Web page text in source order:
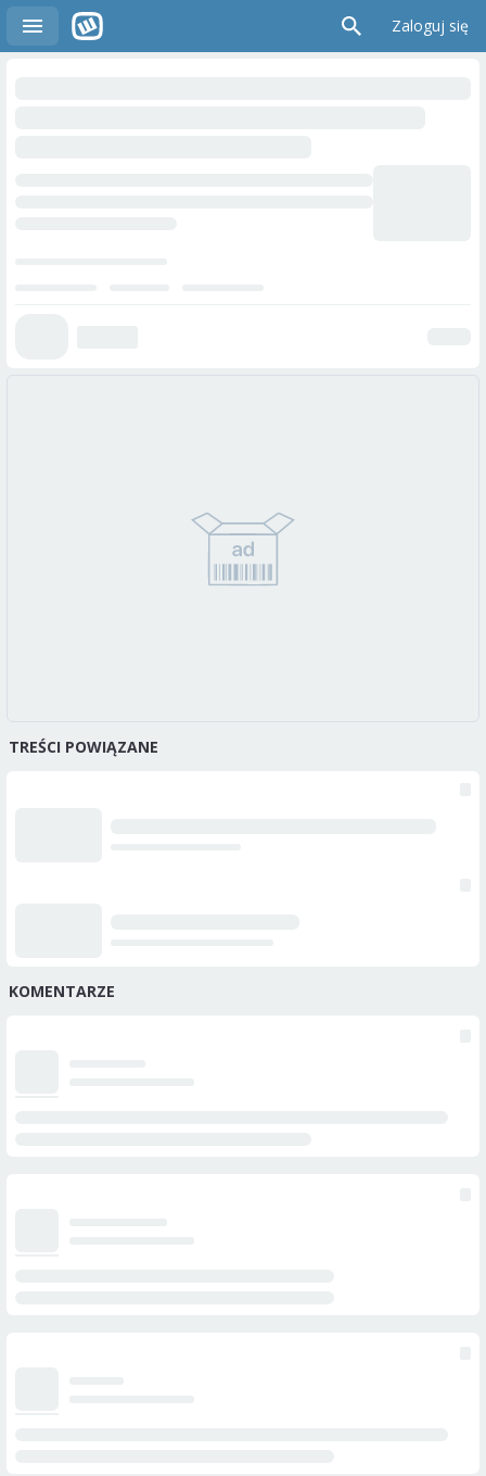
Zaloguj się
TREŚCI POWIĄZANE
KOMENTARZE